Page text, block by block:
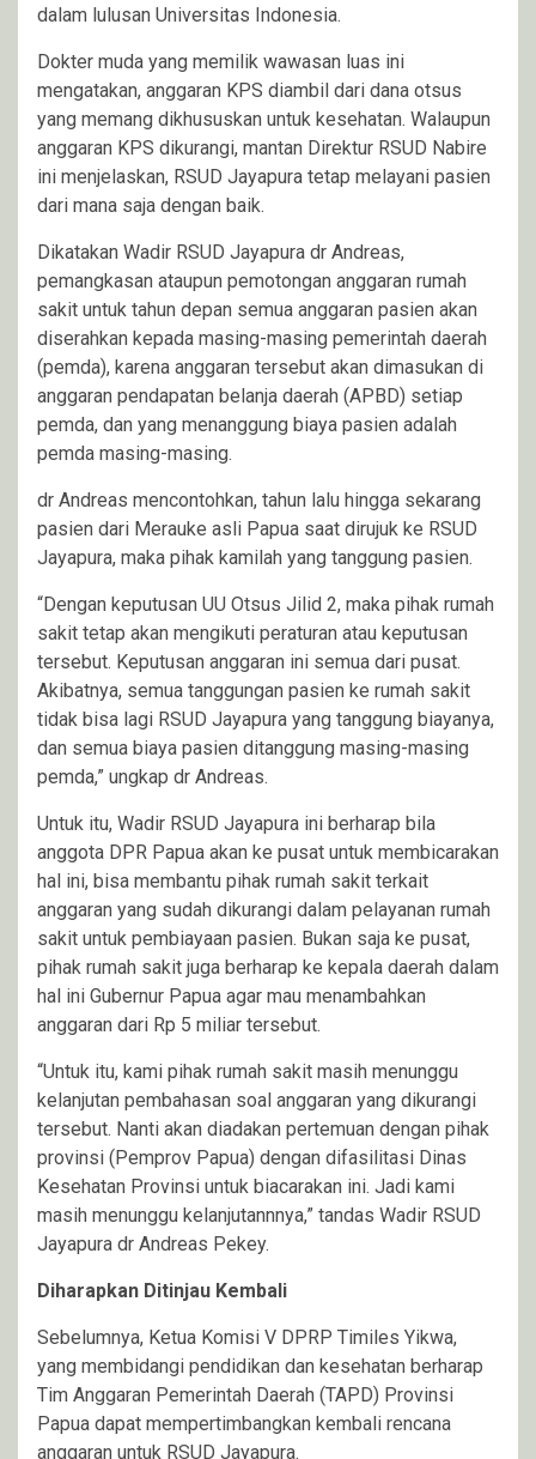
dalam lulusan Universitas Indonesia.
Dokter muda yang memilik wawasan luas ini
mengatakan, anggaran KPS diambil dari dana otsus
yang memang dikhususkan untuk kesehatan. Walaupun
anggaran KPS dikurangi, mantan Direktur RSUD Nabire
ini menjelaskan, RSUD Jayapura tetap melayani pasien
dari mana saja dengan baik.
Dikatakan Wadir RSUD Jayapura dr Andreas,
pemangkasan ataupun pemotongan anggaran rumah
sakit untuk tahun depan semua anggaran pasien akan
diserahkan kepada masing-masing pemerintah daerah
(pemda), karena anggaran tersebut akan dimasukan di
anggaran pendapatan belanja daerah (APBD) setiap
pemda, dan yang menanggung biaya pasien adalah
pemda masing-masing.
dr Andreas mencontohkan, tahun lalu hingga sekarang
pasien dari Merauke asli Papua saat dirujuk ke RSUD
Jayapura, maka pihak kamilah yang tanggung pasien.
“Dengan keputusan UU Otsus Jilid 2, maka pihak rumah
sakit tetap akan mengikuti peraturan atau keputusan
tersebut. Keputusan anggaran ini semua dari pusat.
Akibatnya, semua tanggungan pasien ke rumah sakit
tidak bisa lagi RSUD Jayapura yang tanggung biayanya,
dan semua biaya pasien ditanggung masing-masing
pemda,” ungkap dr Andreas.
Untuk itu, Wadir RSUD Jayapura ini berharap bila
anggota DPR Papua akan ke pusat untuk membicarakan
hal ini, bisa membantu pihak rumah sakit terkait
anggaran yang sudah dikurangi dalam pelayanan rumah
sakit untuk pembiayaan pasien. Bukan saja ke pusat,
pihak rumah sakit juga berharap ke kepala daerah dalam
hal ini Gubernur Papua agar mau menambahkan
anggaran dari Rp 5 miliar tersebut.
“Untuk itu, kami pihak rumah sakit masih menunggu
kelanjutan pembahasan soal anggaran yang dikurangi
tersebut. Nanti akan diadakan pertemuan dengan pihak
provinsi (Pemprov Papua) dengan difasilitasi Dinas
Kesehatan Provinsi untuk biacarakan ini. Jadi kami
masih menunggu kelanjutannnya,” tandas Wadir RSUD
Jayapura dr Andreas Pekey.
Diharapkan Ditinjau Kembali
Sebelumnya, Ketua Komisi V DPRP Timiles Yikwa,
yang membidangi pendidikan dan kesehatan berharap
Tim Anggaran Pemerintah Daerah (TAPD) Provinsi
Papua dapat mempertimbangkan kembali rencana
anggaran untuk RSUD Jayapura.